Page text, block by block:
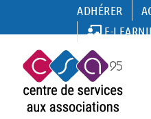
ADHÉRER
E-